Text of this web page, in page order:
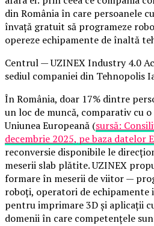
din România în care persoanele
învață gratuit să programeze
opereze echipamente de înaltă
Centrul — UZINEX Industry 4.0
sediul companiei din Tehnopolis
În România, doar 17% dintre
un loc de muncă, comparativ cu
Uniunea Europeană (sursă:
decembrie 2025, pe baza datelor
reconversie disponibile le
meserii slab plătite. UZINEX
formare în meserii de viitor —
roboți, operatori de
pentru imprimare 3D și aplicații
domenii în care competențele